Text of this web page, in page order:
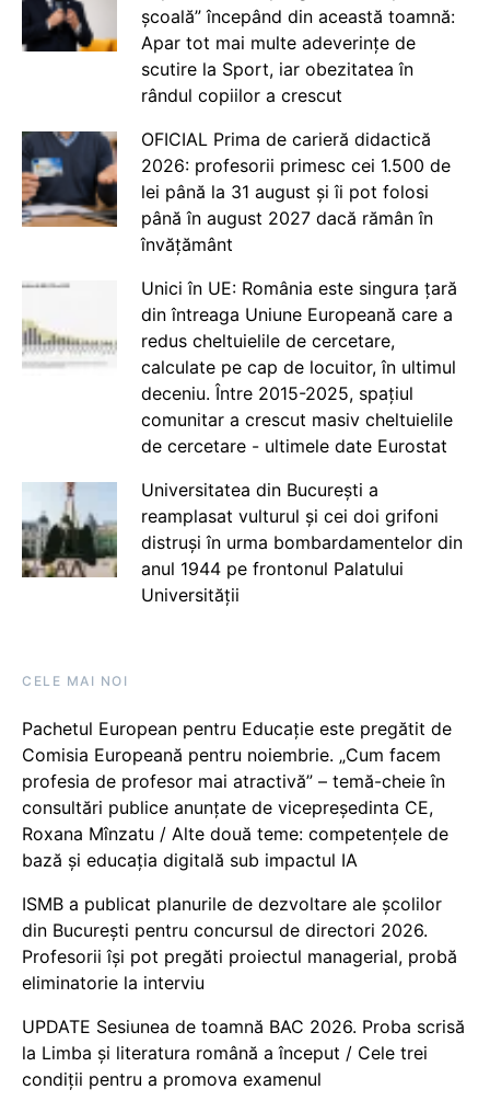
școală” începând din această toamnă:
Apar tot mai multe adeverințe de
scutire la Sport, iar obezitatea în
rândul copiilor a crescut
OFICIAL Prima de carieră didactică
2026: profesorii primesc cei 1.500 de
lei până la 31 august și îi pot folosi
până în august 2027 dacă rămân în
învățământ
Unici în UE: România este singura țară
din întreaga Uniune Europeană care a
redus cheltuielile de cercetare,
calculate pe cap de locuitor, în ultimul
deceniu. Între 2015-2025, spațiul
comunitar a crescut masiv cheltuielile
de cercetare - ultimele date Eurostat
Universitatea din București a
reamplasat vulturul și cei doi grifoni
distruși în urma bombardamentelor din
anul 1944 pe frontonul Palatului
Universității
CELE MAI NOI
Pachetul European pentru Educație este pregătit de
Comisia Europeană pentru noiembrie. „Cum facem
profesia de profesor mai atractivă” – temă-cheie în
consultări publice anunțate de vicepreședinta CE,
Roxana Mînzatu / Alte două teme: competențele de
bază și educația digitală sub impactul IA
ISMB a publicat planurile de dezvoltare ale școlilor
din București pentru concursul de directori 2026.
Profesorii își pot pregăti proiectul managerial, probă
eliminatorie la interviu
UPDATE Sesiunea de toamnă BAC 2026. Proba scrisă
la Limba și literatura română a început / Cele trei
condiții pentru a promova examenul